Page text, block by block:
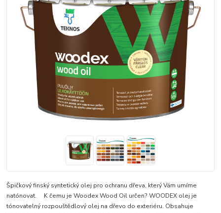
Špičkový finský syntetický olej pro ochranu dřeva, který Vám umíme
natónovat. K čemu je Woodex Wood Oil určen? WOODEX olej je
tónovatelný rozpouštědlový olej na dřevo do exteriéru. Obsahuje